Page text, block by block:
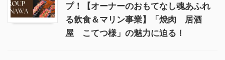
プ！【オーナーのおもてなし魂あふれ
る飲食＆マリン事業】「焼肉 居酒
屋 こてつ様」の魅力に迫る！